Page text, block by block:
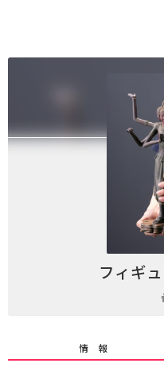
フィギ
情 報